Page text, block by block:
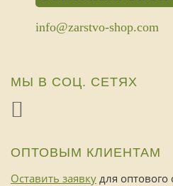
info@zarstvo-shop.com
МЫ В СОЦ. СЕТЯХ
ОПТОВЫМ КЛИЕНТАМ
Оставить заявку для оптового